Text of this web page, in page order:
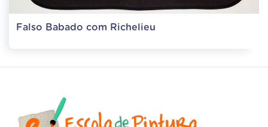
Falso Babado com Richelieu